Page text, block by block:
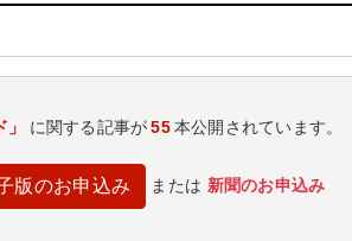
に関する記事が 55本公開されています。
版のお申込み または 新聞のお申込み